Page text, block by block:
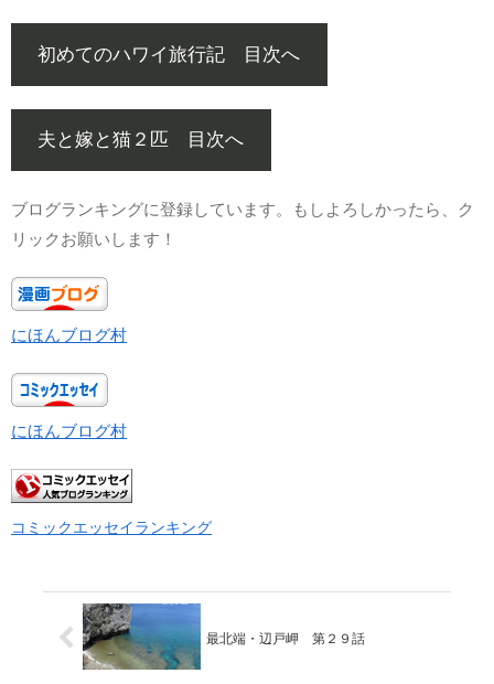
初めてのハワイ旅行記 目次へ
夫と嫁と猫２匹 目次へ
ブログランキングに登録しています。もしよろしかったら、ク
リックお願いします！
にほんブログ村
にほんブログ村
コミックエッセイランキング
最北端・辺戸岬 第２９話